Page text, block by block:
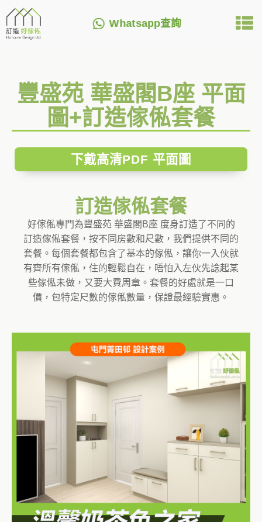
Whatsapp查詢
豐盛苑 華盛閣B座 平面
圖+訂造傢俬套餐
下戴高清PDF 平面圖
訂造傢俬套餐
好傢俬專門為豐盛苑 華盛閣B座 度身訂造了不同的
訂造傢俬套餐，按不同房數和尺數，我們提供不同的
套餐。每個套餐都包含了基本的傢俬，讓你一入伙就
有齊所有傢俬，住的輕鬆自在，唔怕入左伙先諗起某
些傢俬未做，又要大費周章。套餐的好處就是一口
價，包特定尺數的傢俬數量，保證最經驗實惠。